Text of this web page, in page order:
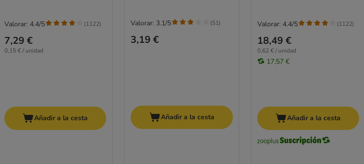
7,29 €
0,15 € / unidad
Valorar: 4.4/5 (1122)
Añadir a la cesta
3,19 €
Valorar: 3.1/5 (51)
Añadir a la cesta
18,49 €
0,62 € / unidad
17,57 €
Valorar: 4.4/5 (1122)
Añadir a la cesta